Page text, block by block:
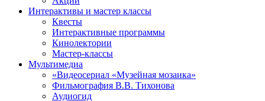
Интерактивы и мастер классы
Квесты
Интерактивные программы
Кинолектории
Мастер-классы
Мультимедиа
«Видеосериал «Музейная мозаика»
Фильмография В.В. Тихонова
Аудиогид